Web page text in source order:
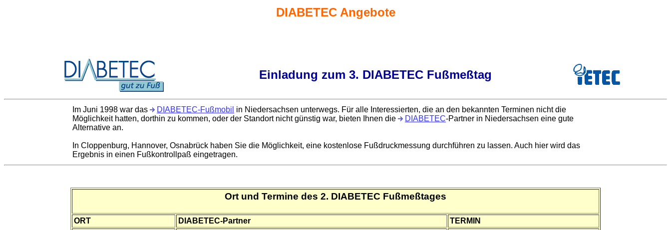
DIABETEC Angebote
Einladung zum 3. DIABETEC Fußmeßtag
Im Juni 1998 war das DIABETEC-Fußmobil in Niedersachsen unterwegs. Für alle Interessierten, die an den bekannten Terminen nicht die
Möglichkeit hatten, dorthin zu kommen, oder der Standort nicht günstig war, bieten Ihnen die
DIABETEC-Partner in Niedersachsen eine gute
Alternative an.
In Cloppenburg, Hannover, Osnabrück haben Sie die Möglichkeit, eine kostenlose Fußdruckmessung durchführen zu lassen. Auch hier wird das
Ergebnis in einen Fußkontrollpaß eingetragen.
Ort und Termine des 2. DIABETEC Fußmeßtages
ORT DIABETEC-Partner
TERMIN